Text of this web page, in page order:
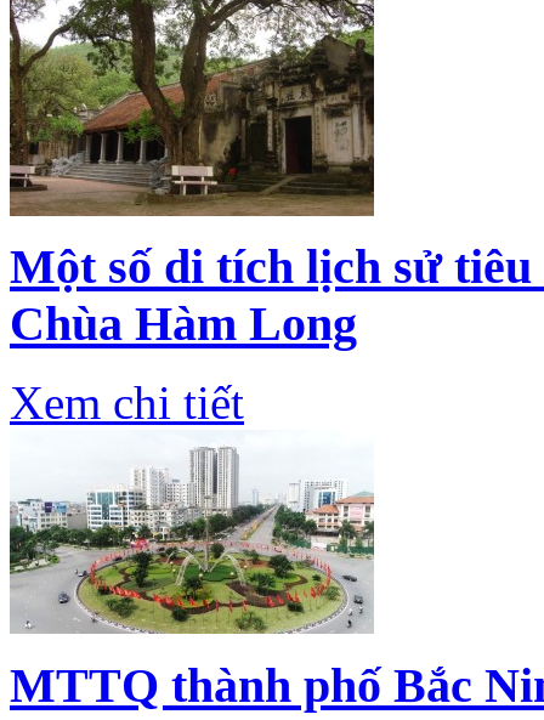
Một số di tích lịch sử
Chùa Hàm Long
Xem chi tiết
MTTQ thành phố Bắc